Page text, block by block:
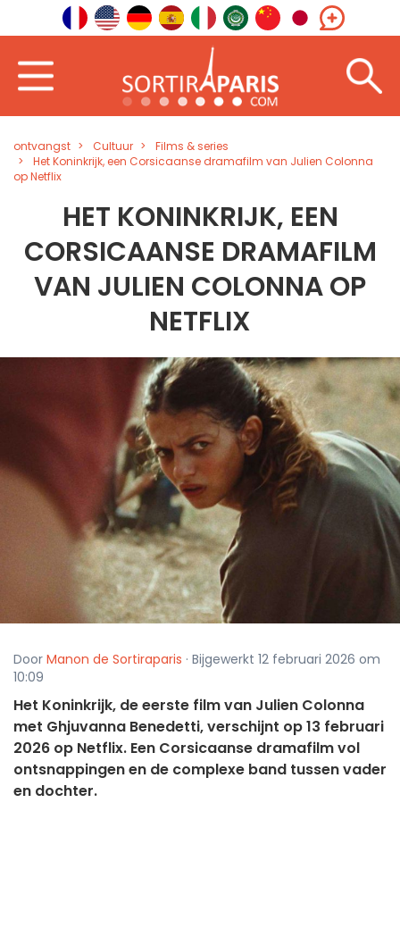
ontvangst Cultuur
Films & series
Het Koninkrijk, een Corsicaanse dramafilm van Julien Colonna
op Netflix
HET KONINKRIJK, EEN
CORSICAANSE DRAMAFILM
VAN JULIEN COLONNA OP
NETFLIX
Door Manon de Sortiraparis · Bijgewerkt 12 februari 2026 om
10:09
Het Koninkrijk, de eerste film van Julien Colonna
met Ghjuvanna Benedetti, verschijnt op 13 februari
2026 op Netflix. Een Corsicaanse dramafilm vol
ontsnappingen en de complexe band tussen vader
en dochter.